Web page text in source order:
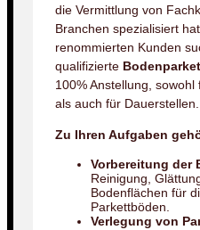
die Vermittlung von
Branchen spezialisiert
renommierten Kunden
qualifizierte
100% Anstellung,
als auch für Dauerstellen.
Zu Ihren Aufgaben
Vorbereitung der
Reinigung,
Bodenflächen für
Parkettböden.
Verlegung von